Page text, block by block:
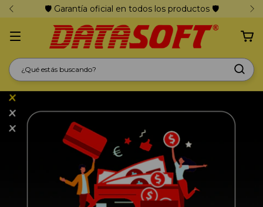
🛡️ Garantía oficial en todos los productos 🛡️